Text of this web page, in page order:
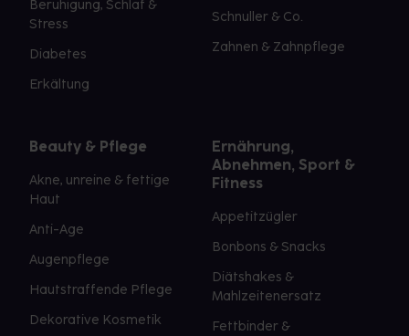
Beruhigung, Schlaf &
Stress
Diabetes
Erkältung
Schnuller & Co.
Zahnen & Zahnpflege
Beauty & Pflege
Akne, unreine & fettige
Haut
Anti-Age
Augenpflege
Hautstraffende Pflege
Dekorative Kosmetik
Ernährung,
Abnehmen, Sport &
Fitness
Appetitzügler
Bonbons & Snacks
Diätshakes &
Mahlzeitenersatz
Fettbinder &